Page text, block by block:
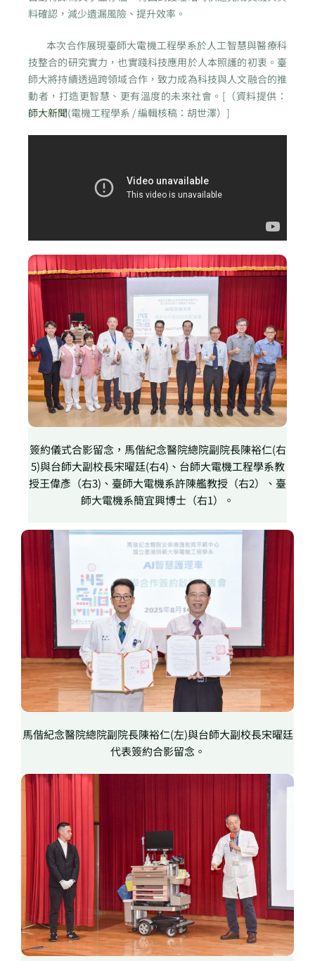
料確認，減少遺漏風險、提升效率。
本次合作展現臺師大電機工程學系於人工智慧與醫療科
技整合的研究實力，也實踐科技應用於人本照護的初衷。臺
師大將持續透過跨領域合作，致力成為科技與人文融合的推
動者，打造更智慧、更有溫度的未來社會。[（資料提供：
師大新聞(電機工程學系 / 編輯核稿：胡世澤）]
簽約儀式合影留念，馬偕紀念醫院總院副院長陳裕仁(右
5)與台師大副校長宋曜廷(右4)、台師大電機工程學系教
授王偉彥（右3)、臺師大電機系許陳艦教授（右2）、臺
師大電機系簡宜興博士（右1）。
馬偕紀念醫院總院副院長陳裕仁(左)與台師大副校長宋曜廷
代表簽約合影留念。